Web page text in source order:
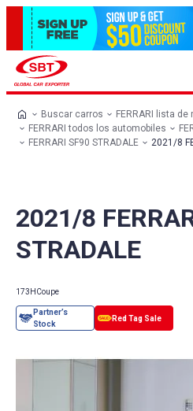
Buscar carros
FERRARI lista de
FERRARI todos los automobiles
FERRARI SF90 STRADALE
2021/8
2021/8
STRADALE
173H Coupe